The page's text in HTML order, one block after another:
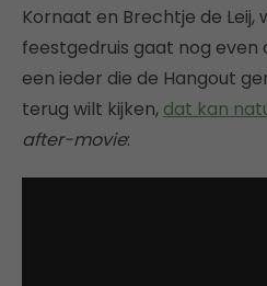
Kornaat en Brechtje de
feestgedruis gaat nog even
een ieder die de Hangout
terug wilt kijken, dat kan
after-movie: